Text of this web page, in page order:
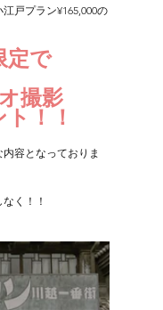
戸プラン¥165,000の
定で
撮影
！！
容となっておりま
く！！